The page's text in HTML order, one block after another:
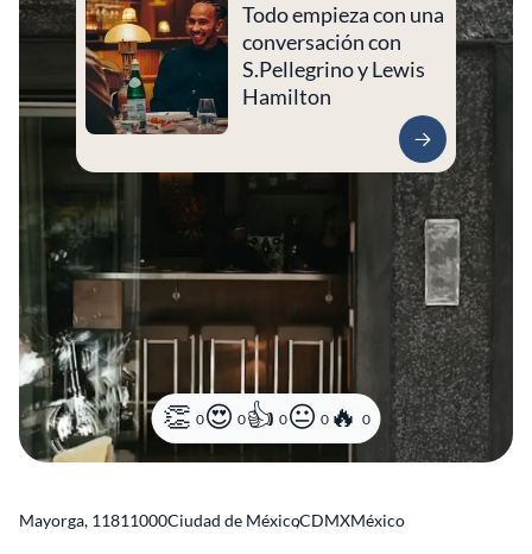
0 0 0 0 0
Todo empieza con una
conversación con
S.Pellegrino y Lewis
Hamilton
Mayorga, 11811000Ciudad de México
,CDMXMéxico